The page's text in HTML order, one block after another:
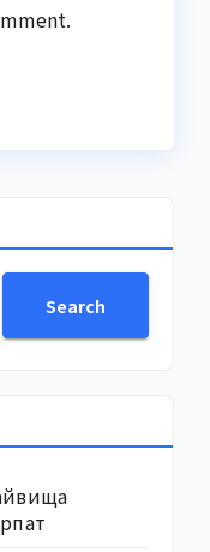
Search